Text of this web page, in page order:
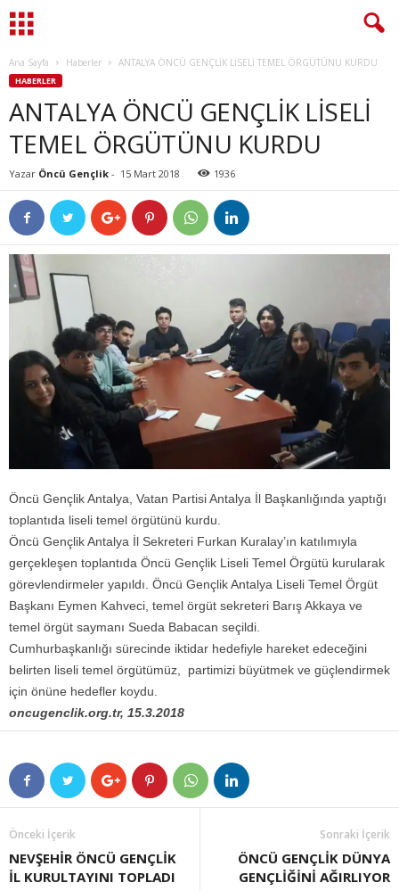
Ana Sayfa Haberler ANTALYA ÖNCÜ GENÇLİK LİSELİ TEMEL ÖRGÜTÜNU KURDU
HABERLER
ANTALYA ÖNCÜ GENÇLİK LİSELİ
TEMEL ÖRGÜTÜNU KURDU
Yazar Öncü Gençlik - 15 Mart 2018 1936
Öncü Gençlik Antalya, Vatan Partisi Antalya İl Başkanlığında yaptığı
toplantıda liseli temel örgütünü kurdu.
Öncü Gençlik Antalya İl Sekreteri Furkan Kuralay’ın katılımıyla
gerçekleşen toplantıda Öncü Gençlik Liseli Temel Örgütü kurularak
görevlendirmeler yapıldı. Öncü Gençlik Antalya Liseli Temel Örgüt
Başkanı Eymen Kahveci, temel örgüt sekreteri Barış Akkaya ve
temel örgüt saymanı Sueda Babacan seçildi.
Cumhurbaşkanlığı sürecinde iktidar hedefiyle hareket edeceğini
belirten liseli temel örgütümüz, partimizi büyütmek ve güçlendirmek
için önüne hedefler koydu.
oncugenclik.org.tr, 15.3.2018
Önceki İçerik
NEVŞEHİR ÖNCÜ GENÇLİK
İL KURULTAYINI TOPLADI
Sonraki İçerik
ÖNCÜ GENÇLİK DÜNYA
GENÇLİĞİNİ AĞIRLIYOR